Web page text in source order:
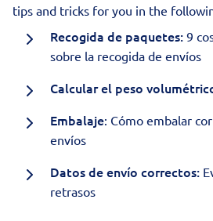
tips and tricks for you in the
Recogida de paquetes: 9
sobre la recogida de envíos
Calcular el peso
Embalaje: Cómo embalar
envíos
Datos de envío correctos:
retrasos